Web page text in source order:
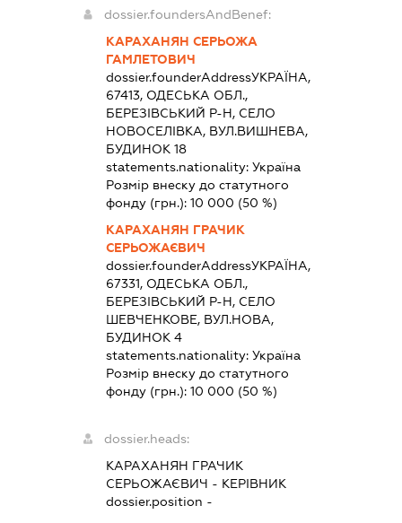
dossier.foundersAndBenef:
КАРАХАНЯН СЕРЬОЖА
ГАМЛЕТОВИЧ
dossier.founderAddressУКРАЇНА,
67413, ОДЕСЬКА ОБЛ.,
БЕРЕЗІВСЬКИЙ Р-Н, СЕЛО
НОВОСЕЛІВКА, ВУЛ.ВИШНЕВА,
БУДИНОК 18
statements.nationality: Україна
Розмір внеску до статутного
фонду (грн.): 10 000 (50 %)
КАРАХАНЯН ГРАЧИК
СЕРЬОЖАЄВИЧ
dossier.founderAddressУКРАЇНА,
67331, ОДЕСЬКА ОБЛ.,
БЕРЕЗІВСЬКИЙ Р-Н, СЕЛО
ШЕВЧЕНКОВЕ, ВУЛ.НОВА,
БУДИНОК 4
statements.nationality: Україна
Розмір внеску до статутного
фонду (грн.): 10 000 (50 %)
dossier.heads:
КАРАХАНЯН ГРАЧИК
СЕРЬОЖАЄВИЧ - КЕРІВНИК
dossier.position -